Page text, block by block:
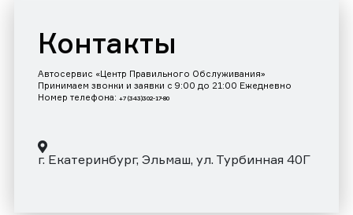
Контакты
Автосервис «Центр Правильного Обслуживания»
Принимаем звонки и заявки с 9:00 до 21:00 Ежедневно
Номер телефона: +7 (343)302-17-80
г. Екатеринбург, Эльмаш, ул. Турбинная 40Г